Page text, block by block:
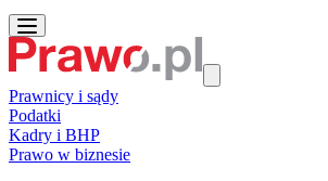
Prawnicy i sądy
Podatki
Kadry i BHP
Prawo w biznesie